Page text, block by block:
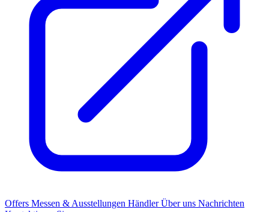
Offers Messen & Ausstellungen HändlerÜber uns Nachrichten